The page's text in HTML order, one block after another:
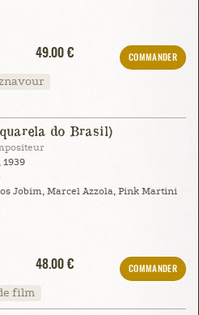
49.00 €
COMMANDER
do Brasil)
Jobim, Marcel Azzola, Pink Martini
48.00 €
COMMANDER
film